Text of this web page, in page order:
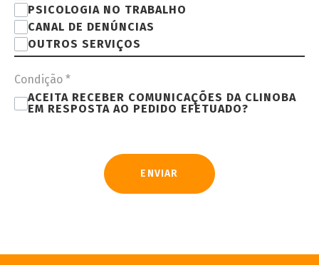
PSICOLOGIA NO TRABALHO
CANAL DE DENÚNCIAS
OUTROS SERVIÇOS
Condição *
ACEITA RECEBER COMUNICAÇÕES DA CLINOBA
EM RESPOSTA AO PEDIDO EFETUADO?
ENVIAR